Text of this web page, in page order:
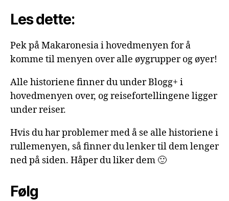
Les dette:
Pek på Makaronesia i hovedmenyen for å
komme til menyen over alle øygrupper og øyer!
Alle historiene finner du under Blogg+ i
hovedmenyen over, og reisefortellingene ligger
under reiser.
Hvis du har problemer med å se alle historiene i
rullemenyen, så finner du lenker til dem lenger
ned på siden. Håper du liker dem 🙂
Følg